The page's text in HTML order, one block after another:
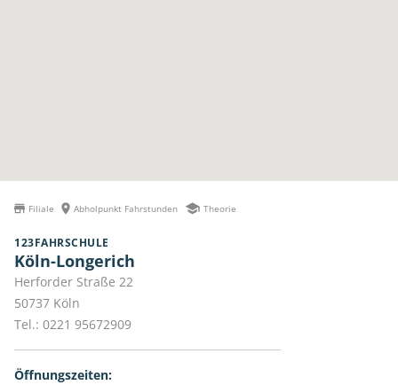
Filiale Abholpunkt Fahrstunden Theorie
123FAHRSCHULE
Köln-Longerich
Herforder Straße 22
50737 Köln
Tel.: 0221 95672909
Öffnungszeiten: